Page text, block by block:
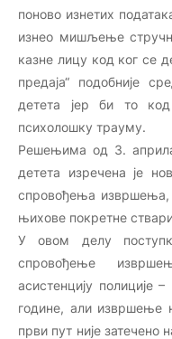
поново изнетих
изнео мишљење
казне лицу код ког се
предаја“ подобније
детета јер би то код
психолошку трауму.
Решењима од 3.
детета изречена је
спровођења извршења,
њихове покретне
У овом делу
спровођење
асистенцију полиције
године, али извршење
први пут није затечено